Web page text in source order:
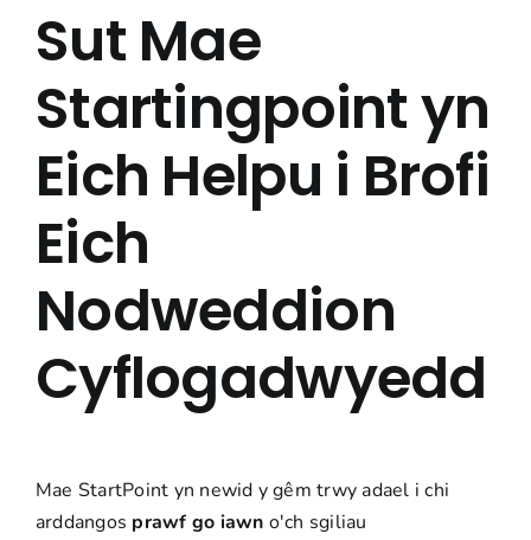
Sut Mae
Startingpoint yn
Eich Helpu i Brofi
Eich
Nodweddion
Cyflogadwyedd
Mae StartPoint yn newid y gêm trwy adael i chi
arddangos prawf go iawn o'ch sgiliau